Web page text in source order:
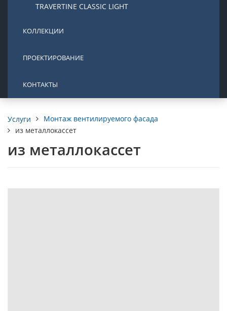
TRAVERTINE CLASSIC LIGHT
КОЛЛЕКЦИИ
ПРОЕКТИРОВАНИЕ
КОНТАКТЫ
Услуги
Монтаж вентилируемого фасада
из металлокассет
из металлокассет